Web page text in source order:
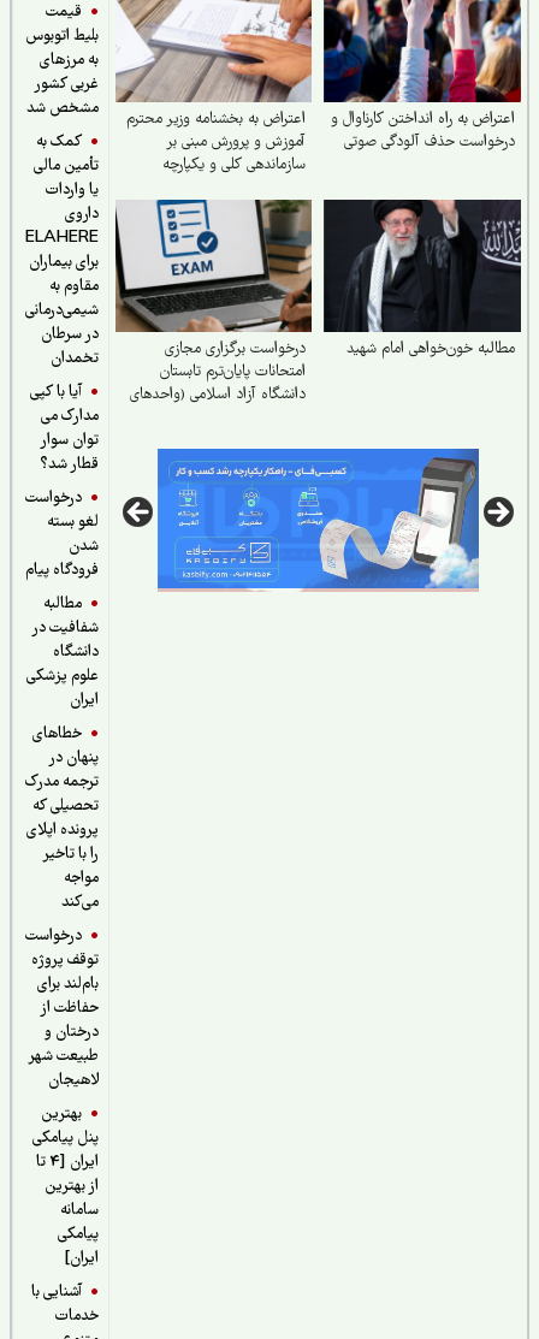
قیمت
بلیط اتوبوس
به مرزهای
غربی کشور
مشخص شد
کمک به
تأمین مالی
یا واردات
داروی
ELAHERE
برای بیماران
مقاوم به
شیمی‌درمانی
در سرطان
تخمدان
آیا با کپی
مدارک می
توان سوار
قطار شد؟
درخواست
لغو بسته
فرودگاه پیام
مطالبه
شفافیت در
دانشگاه
علوم پزشکی
خطاهای
پنهان در
ترجمه مدرک
تحصیلی که
پرونده اپلای
را با تاخیر
درخواست
توقف پروژه
بام‌لند برای
حفاظت از
درختان و
طبیعت شهر
لاهیجان
بهترین
پنل پیامکی
ایران [4 تا
از بهترین
سامانه
پیامکی
آشنایی با
خدمات
به راه انداختن کارناوال و
حذف آلودگی صوتی
اعتراض به بخشنامه وزیر محترم
آموزش و پرورش مبنی بر
سازماندهی کلی و یکپارچه
دبیران تربیت بدنی
خون‌خواهی امام شهید
درخواست برگزاری مجازی
امتحانات پایان‌ترم تابستان
دانشگاه آزاد اسلامی (واحدهای